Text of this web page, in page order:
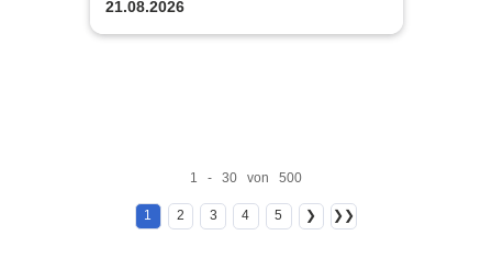
21.08.2026
1 - 30 von 500
1 2 3 4 5 ❯ ❯❯